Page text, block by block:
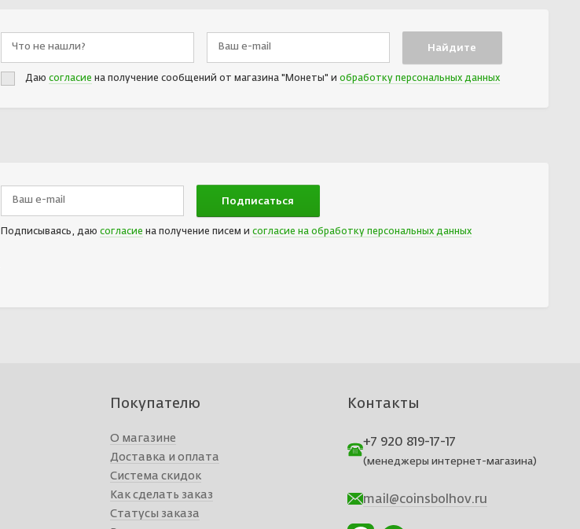
Даю согласие на получение сообщений от магазина "Монеты" и обработку персональных данных
Подписываясь, даю согласие на получение писем и согласие на обработку персональных данных
Покупателю
О магазине
Доставка и оплата
Система скидок
Как сделать заказ
Статусы заказа
Контакты
+7 920 819-17-17
(менеджеры интернет-магазина)
mail@coinsbolhov.ru